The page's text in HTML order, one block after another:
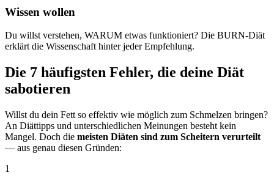
Wissen wollen
Du willst verstehen, WARUM etwas funktioniert? Die BURN-Diät
erklärt die Wissenschaft hinter jeder Empfehlung.
Die 7 häufigsten Fehler, die deine Diät
sabotieren
Willst du dein Fett so effektiv wie möglich zum Schmelzen bringen?
An Diättipps und unterschiedlichen Meinungen besteht kein
Mangel. Doch die meisten Diäten sind zum Scheitern verurteilt
— aus genau diesen Gründen:
1